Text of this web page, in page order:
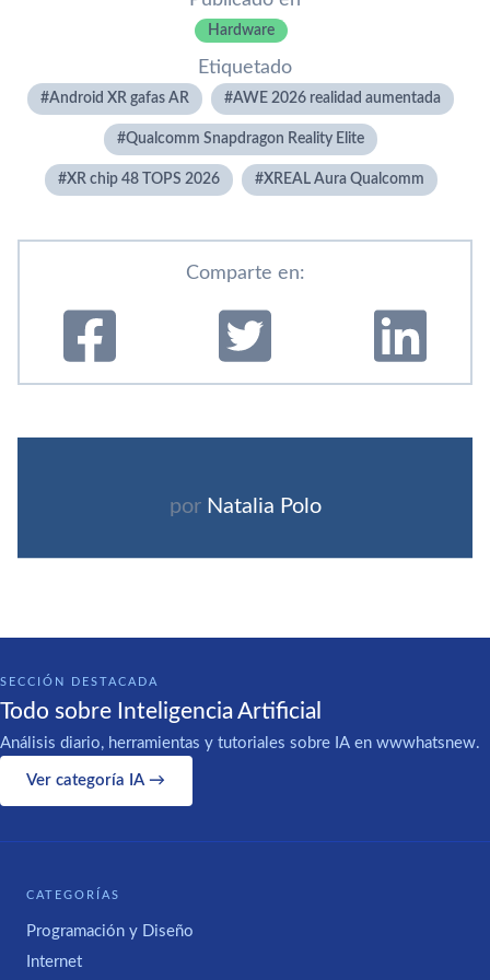
Hardware
Etiquetado
Android XR gafas AR AWE 2026 realidad aumentada
Qualcomm Snapdragon Reality Elite
XR chip 48 TOPS 2026 XREAL Aura Qualcomm
Comparte en:
por Natalia Polo
SECCIÓN DESTACADA
Todo sobre Inteligencia Artificial
Análisis diario, herramientas y tutoriales sobre IA en wwwhatsnew.
Ver categoría IA →
CATEGORÍAS
Programación y Diseño
Internet